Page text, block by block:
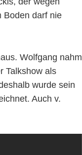
Boden darf nie
Wolfgang nahm
Talkshow als
wurde sein
Auch v.